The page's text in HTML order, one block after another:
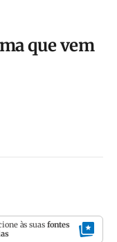
que vem
às suas fontes